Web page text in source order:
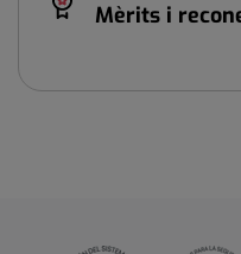
Mèrits i